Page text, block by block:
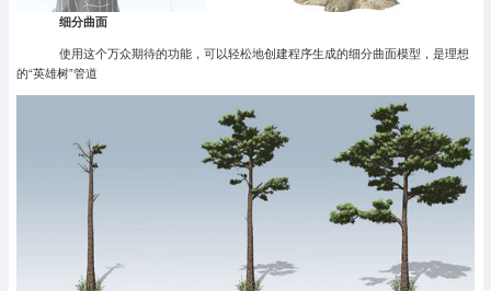
细分曲面
使用这个万众期待的功能，可以轻松地创建程序生成的细分曲面模型，是理想
的“英雄树”管道